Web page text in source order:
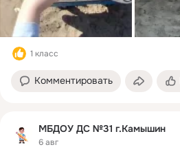
1 класс
Комментировать
МБДОУ ДС №31 г.Камышин
6 авг